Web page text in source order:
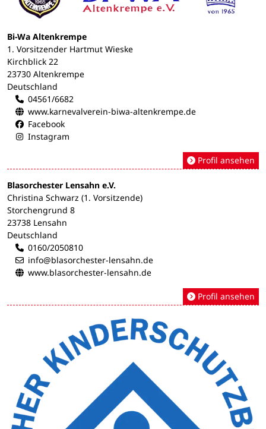
Bi-Wa Altenkrempe
1. Vorsitzender Hartmut Wieske
Kirchblick 22
23730 Altenkrempe
Deutschland
04561/6682
www.karnevalverein-biwa-altenkrempe.de
Facebook
Instagram
Profil ansehen
Blasorchester Lensahn e.V.
Christina Schwarz (1. Vorsitzende)
Storchengrund 8
23738 Lensahn
Deutschland
0160/2050810
info@blasorchester-lensahn.de
www.blasorchester-lensahn.de
Profil ansehen